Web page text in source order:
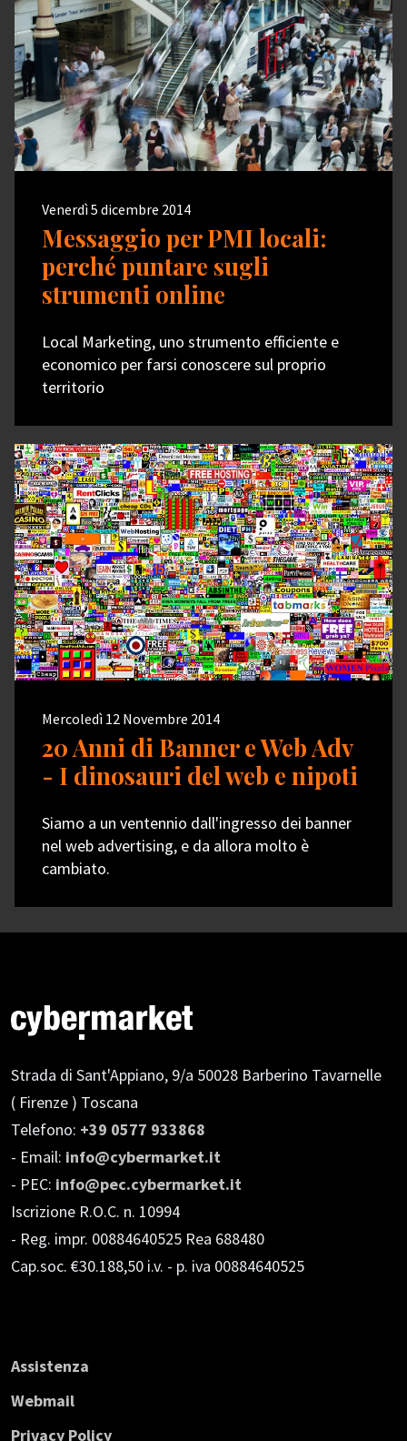
Venerdì 5 dicembre 2014
Messaggio per PMI locali:
perché puntare sugli
strumenti online
Local Marketing, uno strumento efficiente e
economico per farsi conoscere sul proprio
territorio
Mercoledì 12 Novembre 2014
20 Anni di Banner e Web Adv
- I dinosauri del web e nipoti
Siamo a un ventennio dall'ingresso dei banner
nel web advertising, e da allora molto è
cambiato.
Strada di Sant'Appiano, 9/a 50028 Barberino Tavarnelle
( Firenze ) Toscana
Telefono: +39 0577 933868
- Email: info@cybermarket.it
- PEC: info@pec.cybermarket.it
Iscrizione R.O.C. n. 10994
- Reg. impr. 00884640525 Rea 688480
Cap.soc. €30.188,50 i.v. - p. iva 00884640525
Assistenza
Webmail
Privacy Policy